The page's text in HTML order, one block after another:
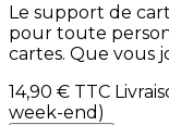
Le support de
pour toute
cartes. Que vous
14,90 € TTC
week-end)